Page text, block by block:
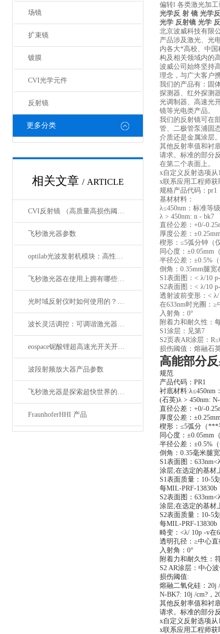
场镜
扩束镜
镀膜
CVI光学元件
反射镜
更多分类
相关文章 / ARTICLE
CVI反射镜 （高质量高损伤阈值反射镜）产品介绍
飞秒激光器参数
optilab光波发射机模块：高性能通信的核心组件
飞秒激光器在使用上拥有哪些特点？
光时域反射仪时如何使用的？使用时又要注意哪些事项？
波长灵活调控：可调谐激光器在WDM系统中的应用解析
eospace铌酸锂超高速光开关开启通信新时代
波段射频放大器产品参数
飞秒激光器是探索超快世界的利器
FraunhoferHHI 产品
偏转l 各类激光加
光学反 射 镜 光学
光学 反射镜 光学
北京波威科技有限
产品涉及激光、光
内各大*高校、中
构及相关领域内的
波威公司始终坚持
理念，与广大客户
我们的产品有：固
探测器、红外探测
光调制器、高速光
镜等光电类产品。
我们的反射镜可在
管、二极管泵浦固
介质还是金属涂层
其他反射率值和衬
请求。标准的部分
在第二个表面上。
x自定义反射选项从
x联系应用工程师获
规格产品代码：pr1
基材材料：
λ≤450nm：标准等
λ > 450nm: n - bk7
直径公差：+0/-
厚度公差：
楔形：≤5弧分钟（
同心度：±0.05mm
半径公差：±0.5%
倒角：0.35mm腿宽
S1表面图：< λ/10
S2表面图：< λ/10
透射波前变形：< λ/
在633nm时光圈：≥
入射角：0°
附着力和耐久性：
S1涂层：见第7
S2页表AR涂层：
损伤阈值：熔融石英
高能部分
规范
产品代码：PR1
衬底材料:λ≤450nm
(石英)λ > 450nm:
直径公差：+0/-
厚度公差：
楔形：≤5弧分（***
同心度：±0.05mm
半径公差：±0.5%
倒角：0.35毫米腿
S1表面图：
涂层;在选定的基材
S1表面质量：10-5
每MIL-PRF-13830b
S2表面图：
涂层;在选定的基材
S2表面质量：10-5
每MIL-PRF-
畸变：<λ/ 10p -v在
透明孔径：≥中心直
入射角：0°
附着力和耐久性：
S2 AR涂层：中心
损伤阈值:
熔融二氧化硅：20j
N-BK7: 10j /cm?，
其他反射率值和衬
请求。标准的部分
x自定义反射选项
x联系应用工程师获